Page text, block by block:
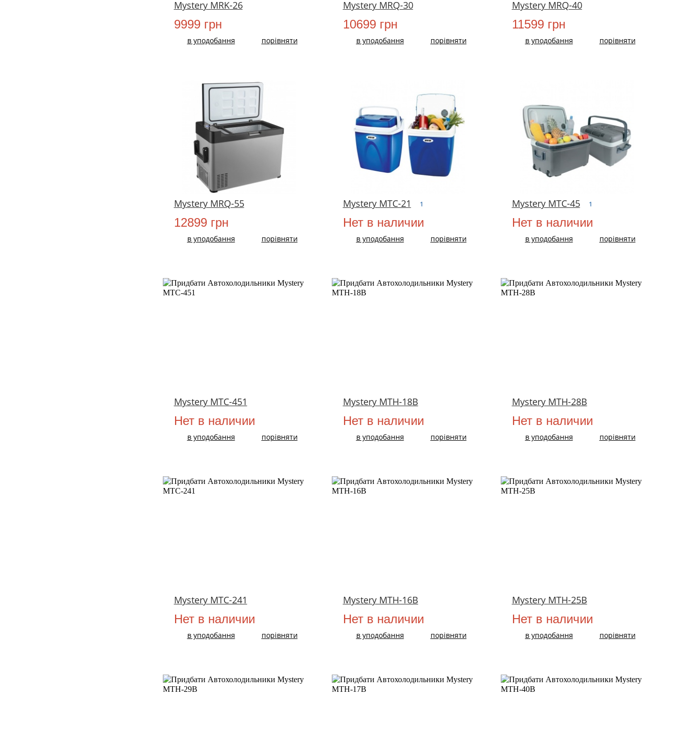
Mystery MRK-26
9999 грн
в уподобання порівняти
Mystery MRQ-30
10699 грн
в уподобання порівняти
Mystery MRQ-40
11599 грн
в уподобання порівняти
Mystery MRQ-55
12899 грн
в уподобання порівняти
Mystery MTC-21 1
Нет в наличии
в уподобання порівняти
Mystery MTC-45 1
Нет в наличии
в уподобання порівняти
Mystery MTC-451
Нет в наличии
в уподобання порівняти
Mystery MTH-18B
Нет в наличии
в уподобання порівняти
Mystery MTH-28B
Нет в наличии
в уподобання порівняти
Mystery MTC-241
Нет в наличии
в уподобання порівняти
Mystery MTH-16B
Нет в наличии
в уподобання порівняти
Mystery MTH-25B
Нет в наличии
в уподобання порівняти